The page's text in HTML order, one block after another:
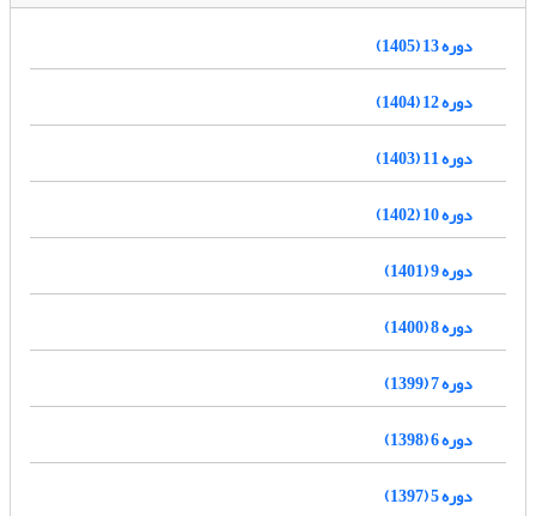
دوره 13 (1405)
دوره 12 (1404)
دوره 11 (1403)
دوره 10 (1402)
دوره 9 (1401)
دوره 8 (1400)
دوره 7 (1399)
دوره 6 (1398)
دوره 5 (1397)